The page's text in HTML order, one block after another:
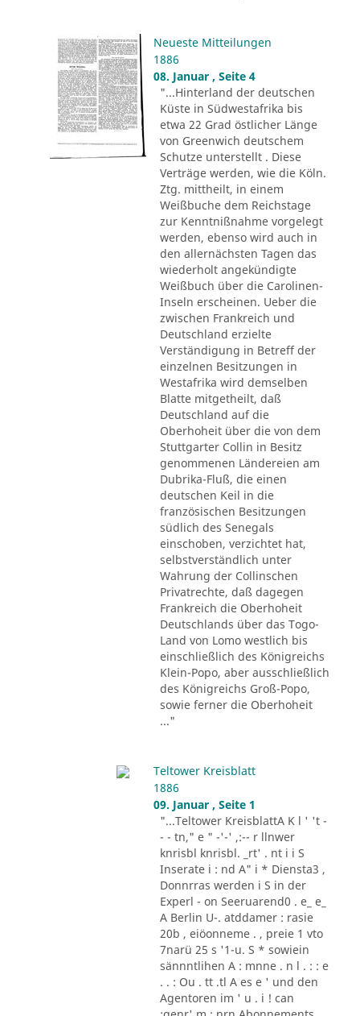
Neueste Mitteilungen
1886
08. Januar , Seite 4
"...Hinterland der deutschen
Küste in Südwestafrika bis
etwa 22 Grad östlicher Länge
von Greenwich deutschem
Schutze unterstellt . Diese
Verträge werden, wie die Köln.
Ztg. mittheilt, in einem
Weißbuche dem Reichstage
zur Kenntnißnahme vorgelegt
werden, ebenso wird auch in
den allernächsten Tagen das
wiederholt angekündigte
Weißbuch über die Carolinen-
Inseln erscheinen. Ueber die
zwischen Frankreich und
Deutschland erzielte
Verständigung in Betreff der
einzelnen Besitzungen in
Westafrika wird demselben
Blatte mitgetheilt, daß
Deutschland auf die
Oberhoheit über die von dem
Stuttgarter Collin in Besitz
genommenen Ländereien am
Dubrika-Fluß, die einen
deutschen Keil in die
französischen Besitzungen
südlich des Senegals
einschoben, verzichtet hat,
selbstverständlich unter
Wahrung der Collinschen
Privatrechte, daß dagegen
Frankreich die Oberhoheit
Deutschlands über das Togo-
Land von Lomo westlich bis
einschließlich des Königreichs
Klein-Popo, aber ausschließlich
des Königreichs Groß-Popo,
sowie ferner die Oberhoheit
..."
Teltower Kreisblatt
1886
09. Januar , Seite 1
"...Teltower KreisblattA K l ' 't -
- - tn," e " -'-' ,:-- r llnwer
knrisbl knrisbl. _rt' . nt i i S
Inserate i : nd A" i * Diensta3 ,
Donnrras werden i S in der
Experl - on Seeruarend0 . e_ e_
A Berlin U-. atddamer : rasie
20b , eiöonneme . , preie 1 vto
7narü 25 s '1-u. S * sowiein
sännntlihen A : mnne . n l . : : e
. . : Ou . tt .tl A es e ' und den
Agentoren im ' u . i ! can